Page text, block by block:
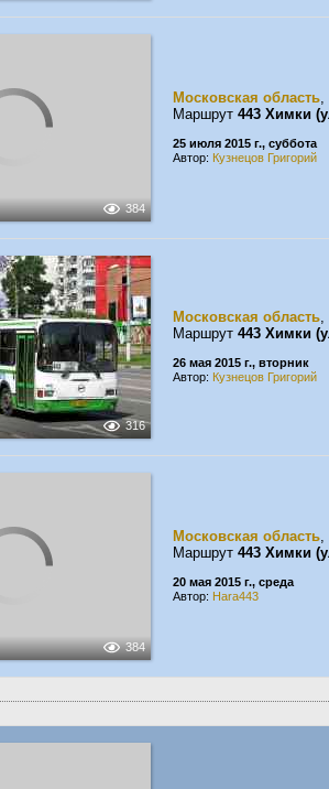
384
Московская область,
Маршрут 443 Химки
25 июля 2015 г., суббота
Автор: Кузнецов Григорий
316
Московская область,
Маршрут 443 Химки
26 мая 2015 г., вторник
Автор: Кузнецов Григорий
384
Московская область,
Маршрут 443 Химки
20 мая 2015 г., среда
Автор: Hara443